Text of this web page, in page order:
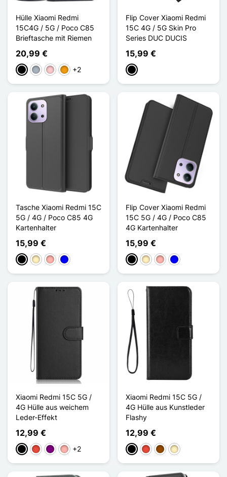
Hülle Xiaomi Redmi
15C4G / 5G / Poco C85
Brieftasche mit Riemen
20,99 €
Schwarz
GrauPinkOrange
+2
Flip Cover Xiaomi Redmi
15C 4G / 5G Skin Pro
Series DUC DUCIS
15,99 €
Schwarz
Tasche Xiaomi Redmi 15C
5G / 4G / Poco C85 4G
Kartenhalter
15,99 €
Schwarz
GoldenRoségold
Blau
Flip Cover Xiaomi Redmi
15C 5G / 4G / Poco C85
4G Kartenhalter
15,99 €
Schwarz
GoldenRoségold
Blau
Xiaomi Redmi 15C 5G /
4G Hülle aus weichem
Leder-Effekt
12,99 €
Schwarz
Rot ViolettRoségold
+2
Xiaomi Redmi 15C 5G /
4G Hülle aus Kunstleder
Flashy
12,99 €
Schwarz
Rot BraunGolden